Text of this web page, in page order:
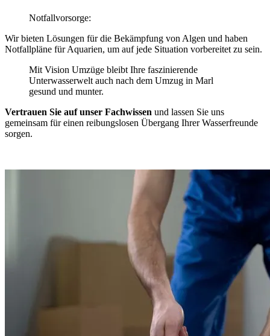
Notfallvorsorge:
Wir bieten Lösungen für die Bekämpfung von Algen und haben
Notfallpläne für Aquarien, um auf jede Situation vorbereitet zu sein.
Mit Vision Umzüge bleibt Ihre faszinierende
Unterwasserwelt auch nach dem Umzug in Marl
gesund und munter.
Vertrauen Sie auf unser Fachwissen und lassen Sie uns
gemeinsam für einen reibungslosen Übergang Ihrer Wasserfreunde
sorgen.